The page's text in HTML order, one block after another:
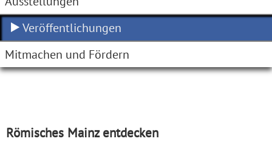
Veröffentlichungen
Mitmachen und Fördern
Römisches Mainz entdecken